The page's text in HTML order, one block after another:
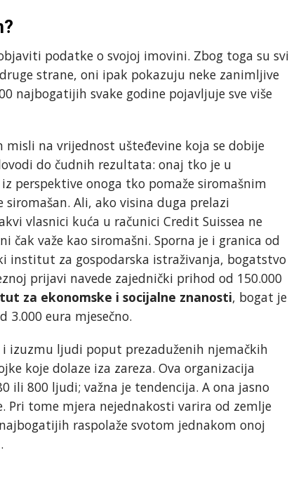
podatke o svojoj imovini. Zbog toga su svi
strane, oni ipak pokazuju neke zanimljive
najbogatijih svake godine pojavljuje sve više
misli na vrijednost ušteđevine koja se dobije
do čudnih rezultata: onaj tko je u
perspektive onoga tko pomaže siromašnim
siromašan. Ali, ako visina duga prelazi
vlasnici kuća u računici Credit Suissea ne
čak važe kao siromašni. Sporna je i granica od
institut za gospodarska istraživanja, bogatstvo
prijavi navede zajednički prihod od 150.000
za ekonomske i socijalne znanosti, bogat je
3.000 eura mjesečno.
i izuzmu ljudi poput prezaduženih njemačkih
koje dolaze iza zareza. Ova organizacija
ili 800 ljudi; važna je tendencija. A ona jasno
Pri tome mjera nejednakosti varira od zemlje
raspolaže svotom jednakom onoj